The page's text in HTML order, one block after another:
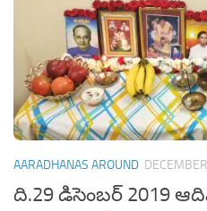
AARADHANAS AROUND
ది.29 డిసెంబర్ 2019